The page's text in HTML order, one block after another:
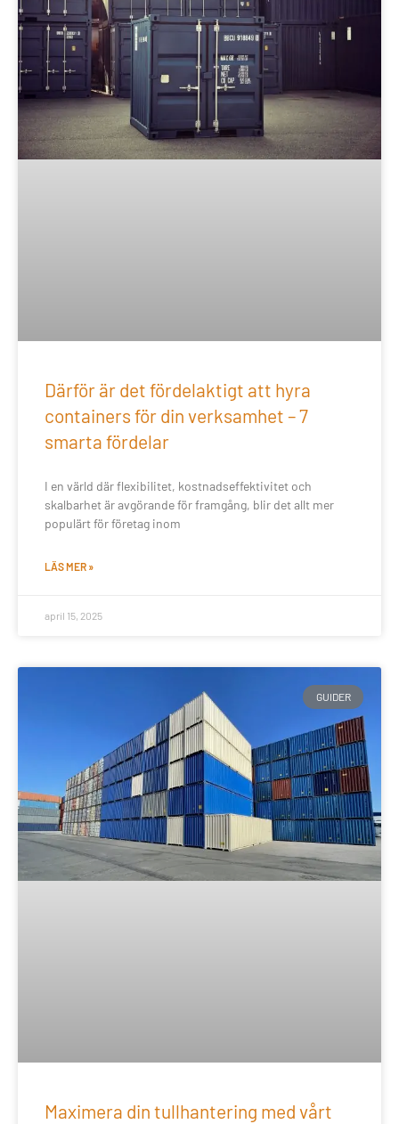
Därför är det fördelaktigt att hyra
containers för din verksamhet – 7
smarta fördelar
I en värld där flexibilitet, kostnadseffektivitet och
skalbarhet är avgörande för framgång, blir det allt mer
populärt för företag inom
LÄS MER »
april 15, 2025
GUIDER
Maximera din tullhantering med vårt